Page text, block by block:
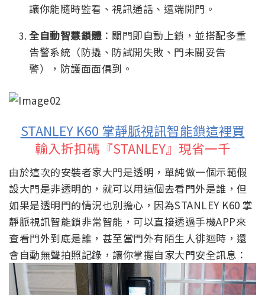
讓你能隨時監看、視訊通話、遠端開門。
全自動智慧鎖體：關門即自動上鎖，並搭配多重
告警系統（防撬、防試開失敗、門未關妥告
警），防護面面俱到。
STANLEY K60 掌靜脈視訊智能鎖這裡買
輸入折扣碼『STANLEY』現省一千
由於這次的安裝者家大門是透明，單純做一個示範假
設大門是非透明的，就可以用這個去看門外是誰，但
如果是透明門的情況也別擔心，因為STANLEY K60 掌
靜脈視訊智能鎖非常智能，可以直接透過手機APP來
查看門外到底是誰，甚至當門外有陌生人徘迴時，還
會自動無聲拍照記錄，讓你掌握自家大門安全訊息：